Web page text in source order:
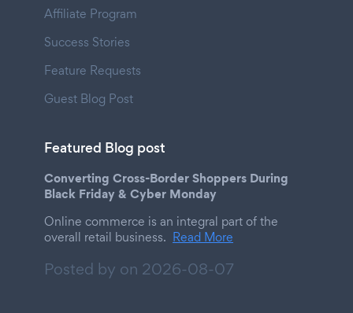
Affiliate Program
Success Stories
Feature Requests
Guest Blog Post
Featured Blog post
Converting Cross-Border Shoppers During
Black Friday & Cyber Monday
Online commerce is an integral part of the
overall retail business. Read More
Posted by on 2026-08-07